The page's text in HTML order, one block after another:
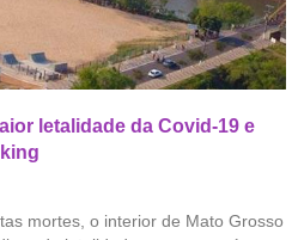
letalidade da Covid-19 e
mortes, o interior de Mato Grosso